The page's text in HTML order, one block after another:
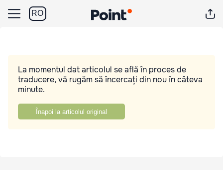
RO
La momentul dat articolul se află în proces de
traducere, vă rugăm să încercați din nou în câteva
minute.
Înapoi la articolul original